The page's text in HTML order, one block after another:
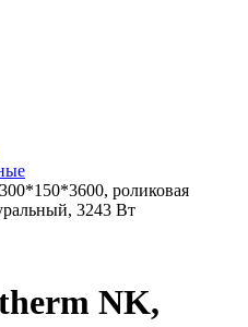
роликовая
3243 Вт
NK,